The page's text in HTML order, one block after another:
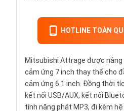
HOTLINE TOÀN
Mitsubishi Attrage được nâng
cảm ứng 7 inch thay thế cho
cảm ứng 6.1 inch. Đồng thời
kết nối USB/AUX, kết nối
tính năng phát MP3, đi kèm